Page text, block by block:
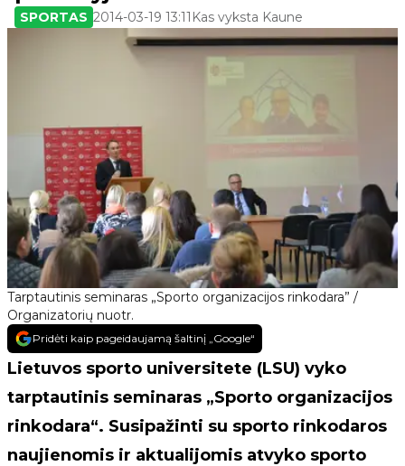
Tarptautinis seminaras „Sporto organizacijos rinkodara” /
Organizatorių nuotr.
SPORTAS 2014-03-19 13:11 Kas vyksta Kaune
Pridėti kaip pageidaujamą šaltinį „Google“
Lietuvos sporto universitete (LSU) vyko
tarptautinis seminaras „Sporto organizacijos
rinkodara“. Susipažinti su sporto rinkodaros
naujienomis ir aktualijomis atvyko sporto